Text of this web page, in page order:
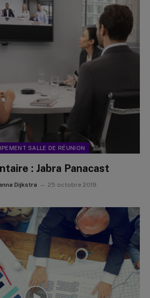
SALLE DE RÉUNION
: Jabra Panacast
Dijkstra 25 octobre 2019